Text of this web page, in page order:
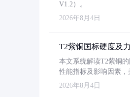
V1.2）。
2026年8月4日
T2紫铜国标硬度及
本文系统解读T2紫铜
性能指标及影响因素，
2026年8月4日